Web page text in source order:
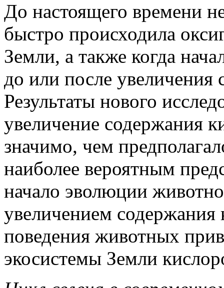
До настоящего времени
быстро происходила
Земли, а также когда
до или после увеличения
Результаты нового
увеличение содержания
значимо, чем
наиболее вероятным
начало эволюции
увеличением содержания
поведения животных
экосистемы Земли